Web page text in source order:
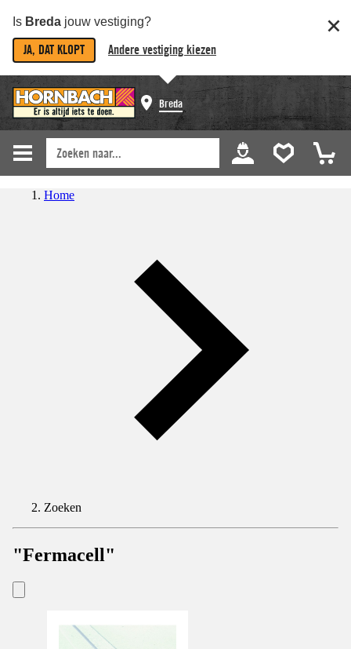
Is Breda jouw vestiging?
JA, DAT KLOPT Andere vestiging kiezen
Breda
Home
Zoeken
"Fermacell"